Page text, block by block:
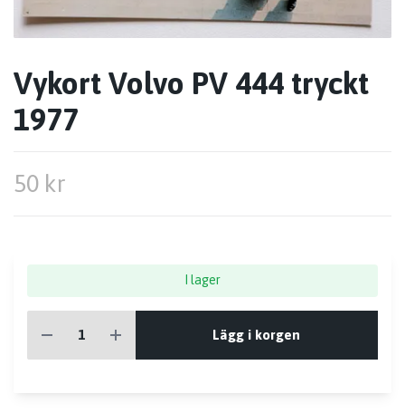
Vykort Volvo PV 444 tryckt
1977
50 kr
I lager
Lägg i korgen